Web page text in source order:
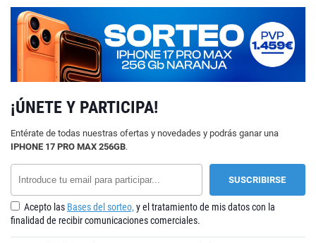
¡ÚNETE Y PARTICIPA!
Entérate de todas nuestras ofertas y novedades y podrás ganar una
IPHONE 17 PRO MAX 256GB.
Acepto las Bases del sorteo, y el tratamiento de mis datos con la
finalidad de recibir comunicaciones comerciales.